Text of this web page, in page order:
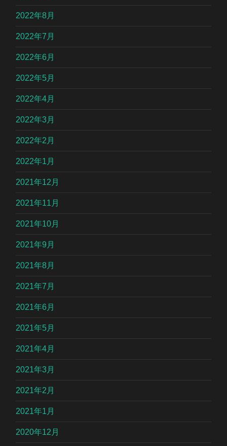
2022年8月
2022年7月
2022年6月
2022年5月
2022年4月
2022年3月
2022年2月
2022年1月
2021年12月
2021年11月
2021年10月
2021年9月
2021年8月
2021年7月
2021年6月
2021年5月
2021年4月
2021年3月
2021年2月
2021年1月
2020年12月